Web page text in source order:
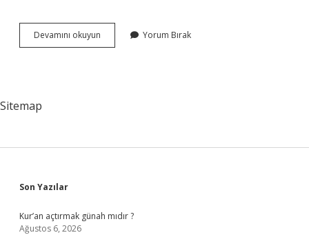
Devamını okuyun
Bedeli
Yorum Bırak
Sitemap
Sidebar
Son Yazılar
Kur’an açtırmak günah mıdır ?
Ağustos 6, 2026